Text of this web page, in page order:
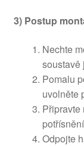
3) Postup
Nechte
soustavě
Pomalu
uvolněte
Připravte
Odpojte